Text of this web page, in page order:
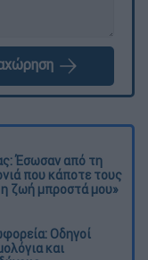
Έσωσαν από τη
που κάποτε τους
η ζωή μπροστά μου»
Οδηγοί
και